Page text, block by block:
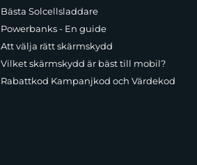
Bästa Solcellsladdare
Powerbanks - En guide
Att välja rätt skärmskydd
Vilket skärmskydd är bäst till mobil?
Rabattkod Kampanjkod och Värdekod